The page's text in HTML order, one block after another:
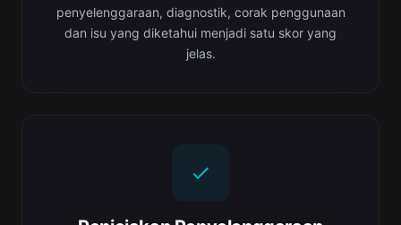
penyelenggaraan, diagnostik, corak penggunaan
dan isu yang diketahui menjadi satu skor yang
jelas.